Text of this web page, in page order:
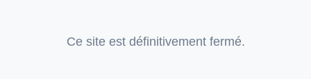
Ce site est définitivement fermé.